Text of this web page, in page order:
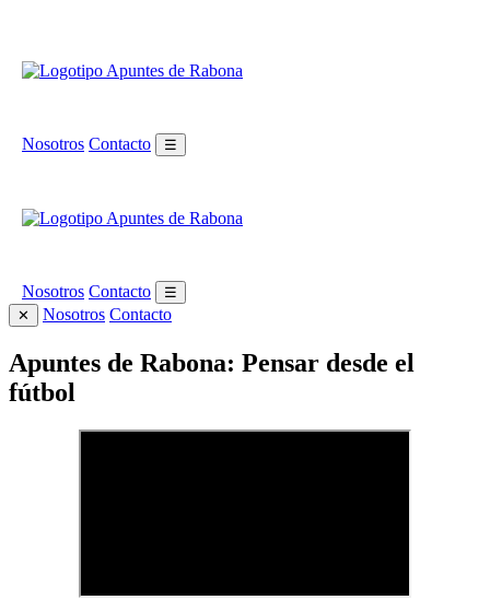
Nosotros Contacto ☰
Nosotros Contacto
☰
✕
Nosotros Contacto
Apuntes de Rabona: Pensar desde el
fútbol